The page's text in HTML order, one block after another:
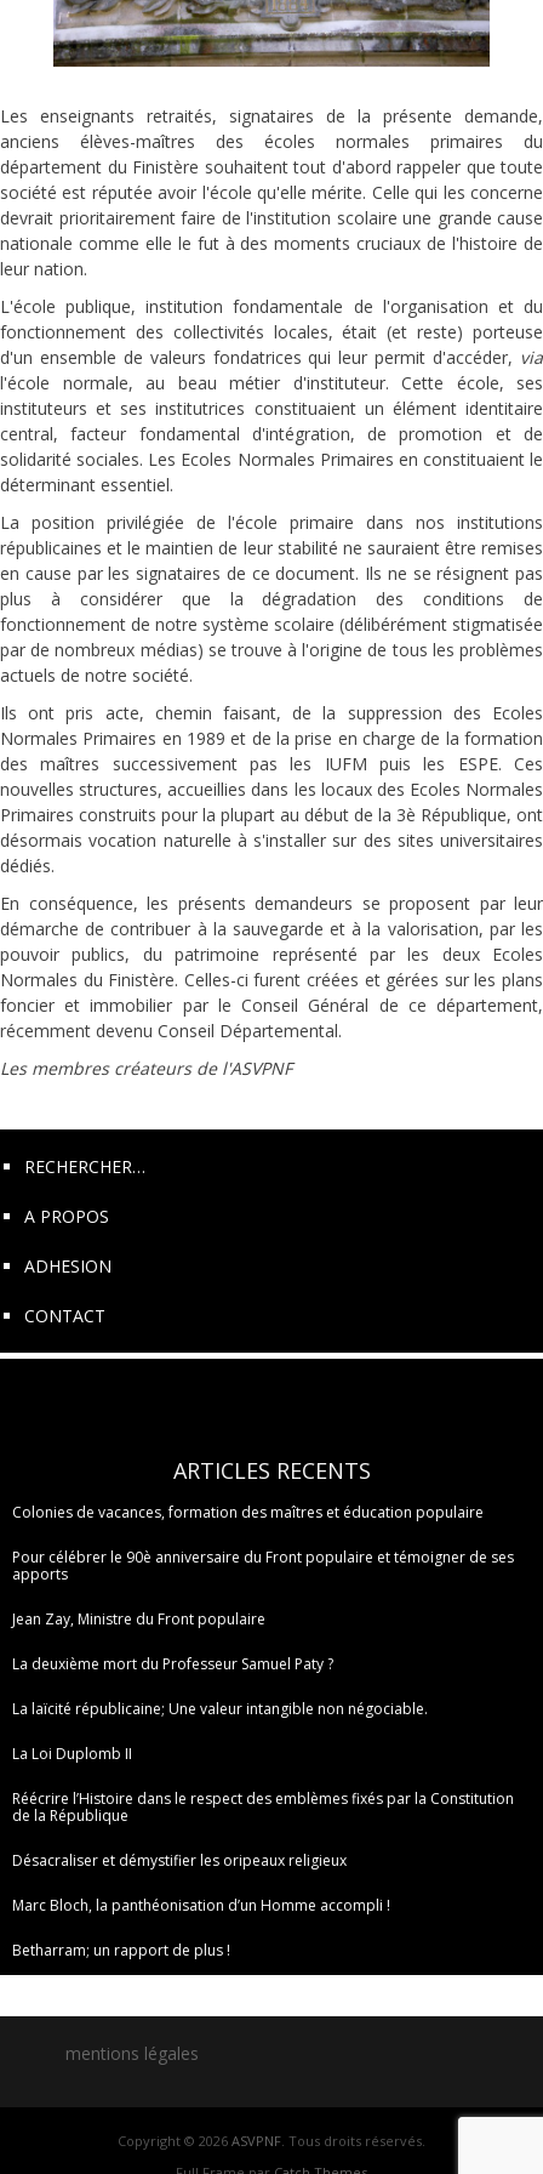
Les enseignants retraités, signataires de la présente demande,
anciens élèves-maîtres des écoles normales primaires du
département du Finistère souhaitent tout d'abord rappeler que toute
société est réputée avoir l'école qu'elle mérite. Celle qui les concerne
devrait prioritairement faire de l'institution scolaire une grande cause
nationale comme elle le fut à des moments cruciaux de l'histoire de
leur nation.
L'école publique, institution fondamentale de l'organisation et du
fonctionnement des collectivités locales, était (et reste) porteuse
d'un ensemble de valeurs fondatrices qui leur permit d'accéder, via
l'école normale, au beau métier d'instituteur. Cette école, ses
instituteurs et ses institutrices constituaient un élément identitaire
central, facteur fondamental d'intégration, de promotion et de
solidarité sociales. Les Ecoles Normales Primaires en constituaient le
déterminant essentiel.
La position privilégiée de l'école primaire dans nos institutions
républicaines et le maintien de leur stabilité ne sauraient être remises
en cause par les signataires de ce document. Ils ne se résignent pas
plus à considérer que la dégradation des conditions de
fonctionnement de notre système scolaire (délibérément stigmatisée
par de nombreux médias) se trouve à l'origine de tous les problèmes
actuels de notre société.
Ils ont pris acte, chemin faisant, de la suppression des Ecoles
Normales Primaires en 1989 et de la prise en charge de la formation
des maîtres successivement pas les IUFM puis les ESPE. Ces
nouvelles structures, accueillies dans les locaux des Ecoles Normales
Primaires construits pour la plupart au début de la 3è République, ont
désormais vocation naturelle à s'installer sur des sites universitaires
dédiés.
En conséquence, les présents demandeurs se proposent par leur
démarche de contribuer à la sauvegarde et à la valorisation, par les
pouvoir publics, du patrimoine représenté par les deux Ecoles
Normales du Finistère. Celles-ci furent créées et gérées sur les plans
foncier et immobilier par le Conseil Général de ce département,
récemment devenu Conseil Départemental.
Les membres créateurs de l'ASVPNF
RECHERCHER…
A PROPOS
ADHESION
CONTACT
ARTICLES RECENTS
Colonies de vacances, formation des maîtres et éducation populaire
Pour célébrer le 90è anniversaire du Front populaire et témoigner de ses
apports
Jean Zay, Ministre du Front populaire
La deuxième mort du Professeur Samuel Paty ?
La laïcité républicaine; Une valeur intangible non négociable.
La Loi Duplomb II
Réécrire l’Histoire dans le respect des emblèmes fixés par la Constitution
de la République
Désacraliser et démystifier les oripeaux religieux
Marc Bloch, la panthéonisation d’un Homme accompli !
Betharram; un rapport de plus !
mentions légales
Copyright © 2026 ASVPNF. Tous droits réservés.